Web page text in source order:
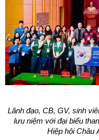
Lãnh đạo, CB, GV, sinh
lưu niệm với đại biểu
Hiệp hội Châu